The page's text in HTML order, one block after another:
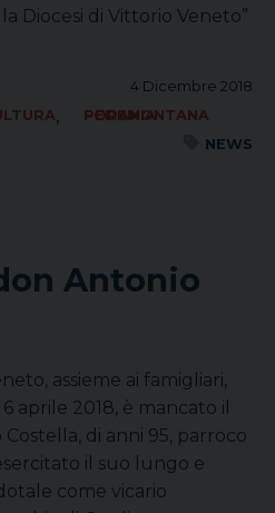
Diocesi di Vittorio Veneto”
4 Dicembre 2018
,
FORANIA PEDEMONTANA
NEWS
Antonio
assieme ai famigliari,
aprile 2018, è mancato il
di anni 95, parroco
il suo lungo e
come vicario